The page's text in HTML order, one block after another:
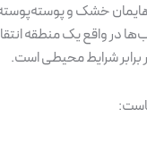
خشک و
در واقع یک منطقه
برابر شرایط محیطی است.